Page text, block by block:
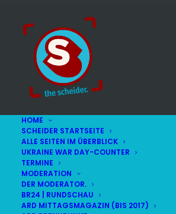
HOME
SCHEIDER STARTSEITE
ALLE SEITEN IM ÜBERBLICK
UKRAINE WAR DAY-COUNTER
TERMINE
MODERATION
DER MODERATOR.
BR24 | RUNDSCHAU
ARD MITTAGSMAGAZIN (BIS 2017)